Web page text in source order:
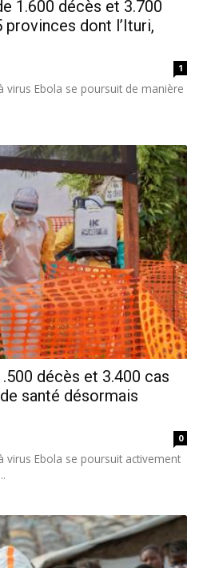
1.600 décès et 3.700
dont l’Ituri,
1
virus Ebola se poursuit de manière
décès et 3.400 cas
santé désormais
0
virus Ebola se poursuit activement